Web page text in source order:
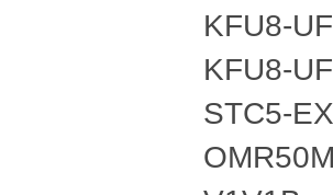
KFU8-
KFU8-
STC5-